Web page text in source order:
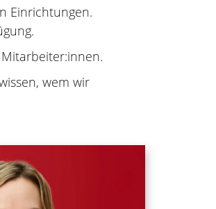
Einrichtungen.
wem wir